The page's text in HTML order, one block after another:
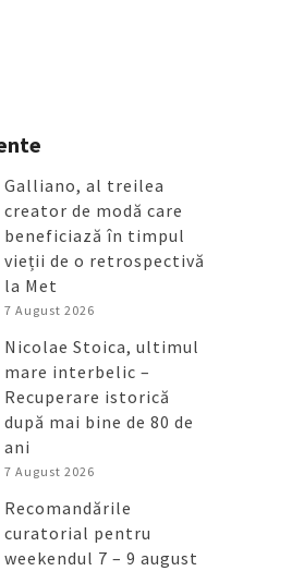
Galliano, al treilea
creator de modă care
beneficiază în timpul
vieții de o retrospectivă
la Met
7 August 2026
Nicolae Stoica, ultimul
mare interbelic –
Recuperare istorică
după mai bine de 80 de
ani
7 August 2026
Recomandările
curatorial pentru
weekendul 7 – 9 august